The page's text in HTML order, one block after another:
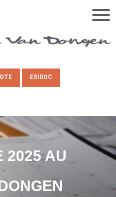
ESIDOC
2025 AU